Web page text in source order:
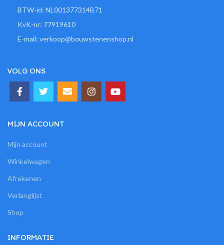
BTW-id: NL001377314B71
KvK-nr: 77919610
E-mail: verkoop@bouwstenenshop.nl
VOLG ONS
MIJN ACCOUNT
Mijn account
Winkelwagen
Afrekenen
Verlanglijst
Shop
INFORMATIE